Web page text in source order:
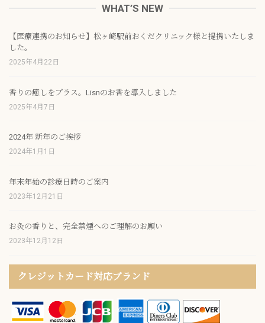
WHAT’S NEW
【医療連携のお知らせ】松ヶ崎駅前おくだクリニック様と提携いたしま
した。
2025年4月22日
香りの癒しをプラス。Lisnのお香を導入しました
2025年4月7日
2024年 新年のご挨拶
2024年1月1日
年末年始の診療日時のご案内
2023年12月21日
お灸の香りと、完全禁煙へのご理解のお願い
2023年12月12日
クレジットカード対応ブランド